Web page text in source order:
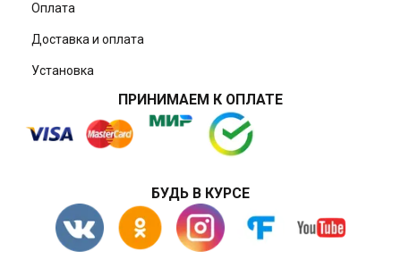
Оплата
Доставка и оплата
Установка
ПРИНИМАЕМ К ОПЛАТЕ
БУДЬ В КУРСЕ